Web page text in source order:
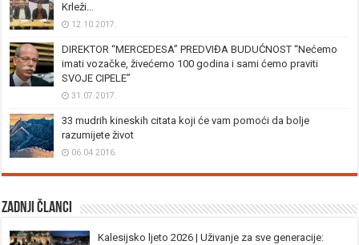
Krleži…
12.10.2017.
DIREKTOR “MERCEDESA” PREDVIĐA BUDUĆNOST “Nećemo
imati vozačke, živećemo 100 godina i sami ćemo praviti
SVOJE CIPELE”
31.07.2017.
33 mudrih kineskih citata koji će vam pomoći da bolje
razumijete život
06.04.2016.
Zadnji članci
Kalesijsko ljeto 2026 | Uživanje za sve generacije: